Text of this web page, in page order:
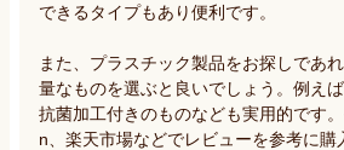
できるタイプもあり便利です。
また、プラスチック製品をお探しであ
量なものを選ぶと良いでしょう。例え
抗菌加工付きのものなども実用的です
n、楽天市場などでレビューを参考に購